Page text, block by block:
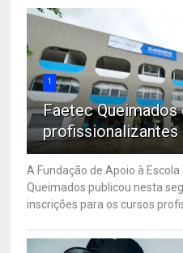
1
Faetec
A Fundação de Apoio à
Queimados publicou nesta
inscrições para os cursos